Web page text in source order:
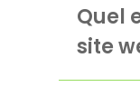
Quel
site